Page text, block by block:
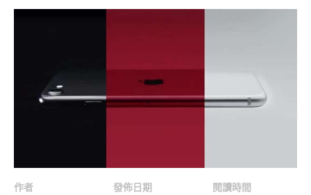
作者
發佈日期
閱讀時間